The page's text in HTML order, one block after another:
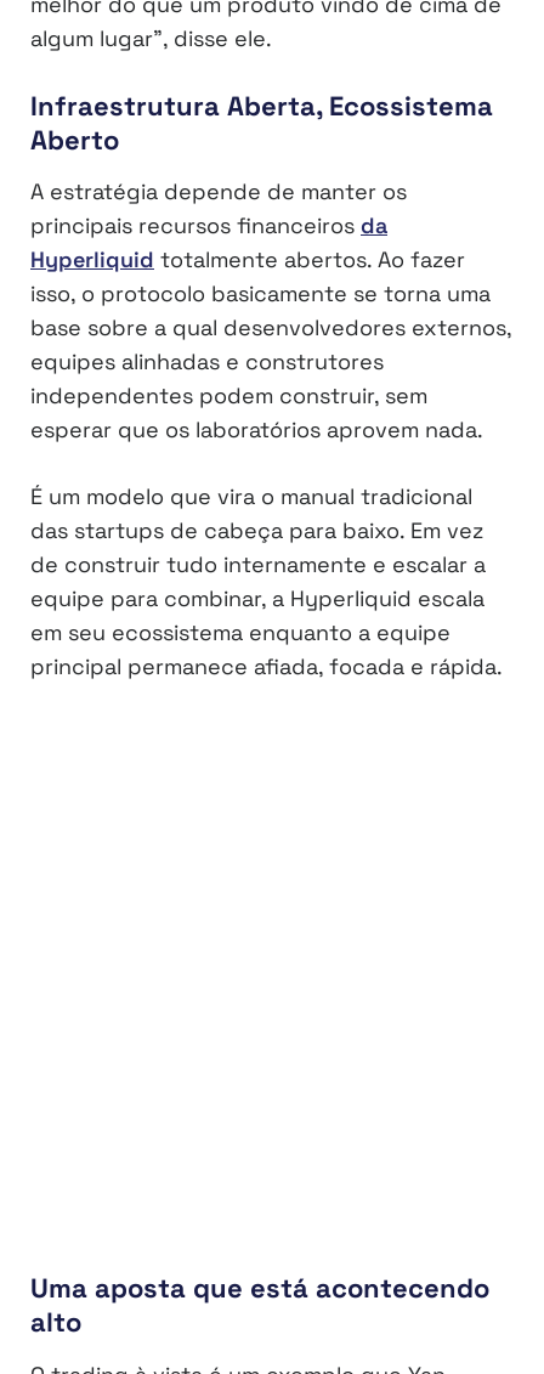
algum lugar”, disse ele.
Infraestrutura Aberta, Ecossistema
Aberto
A estratégia depende de manter os
principais recursos financeiros da
Hyperliquid totalmente abertos. Ao fazer
isso, o protocolo basicamente se torna uma
base sobre a qual desenvolvedores externos,
equipes alinhadas e construtores
independentes podem construir, sem
esperar que os laboratórios aprovem nada.
É um modelo que vira o manual tradicional
das startups de cabeça para baixo. Em vez
de construir tudo internamente e escalar a
equipe para combinar, a Hyperliquid escala
em seu ecossistema enquanto a equipe
principal permanece afiada, focada e rápida.
Uma aposta que está acontecendo
alto